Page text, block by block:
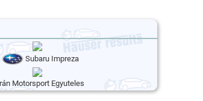
Subaru Impreza
Motorsport Egyuteles